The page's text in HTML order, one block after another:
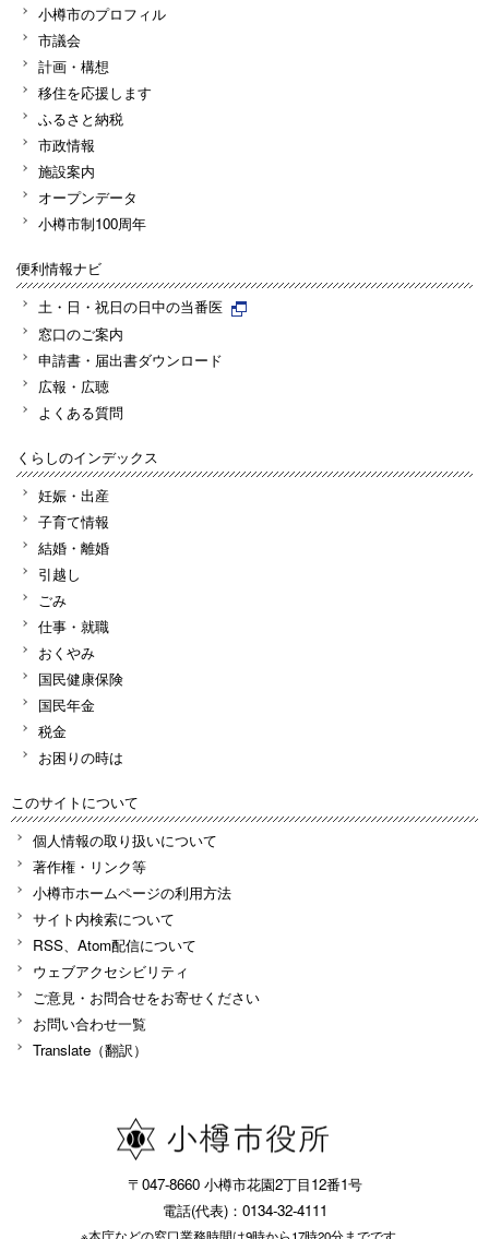
小樽市のプロフィル
市議会
計画・構想
移住を応援します
ふるさと納税
市政情報
施設案内
オープンデータ
小樽市制100周年
便利情報ナビ
土・日・祝日の日中の当番医
窓口のご案内
申請書・届出書ダウンロード
広報・広聴
よくある質問
くらしのインデックス
妊娠・出産
子育て情報
結婚・離婚
引越し
ごみ
仕事・就職
おくやみ
国民健康保険
国民年金
税金
お困りの時は
このサイトについて
個人情報の取り扱いについて
著作権・リンク等
小樽市ホームページの利用方法
サイト内検索について
RSS、Atom配信について
ウェブアクセシビリティ
ご意見・お問合せをお寄せください
お問い合わせ一覧
Translate（翻訳）
〒047-8660 小樽市花園2丁目12番1号
電話(代表)：0134-32-4111